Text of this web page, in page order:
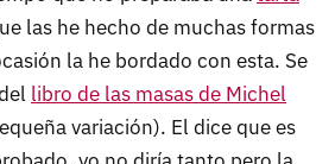
las he hecho de muchas formas
la he bordado con esta. Se
libro de las masas de Michel
variación). El dice que es